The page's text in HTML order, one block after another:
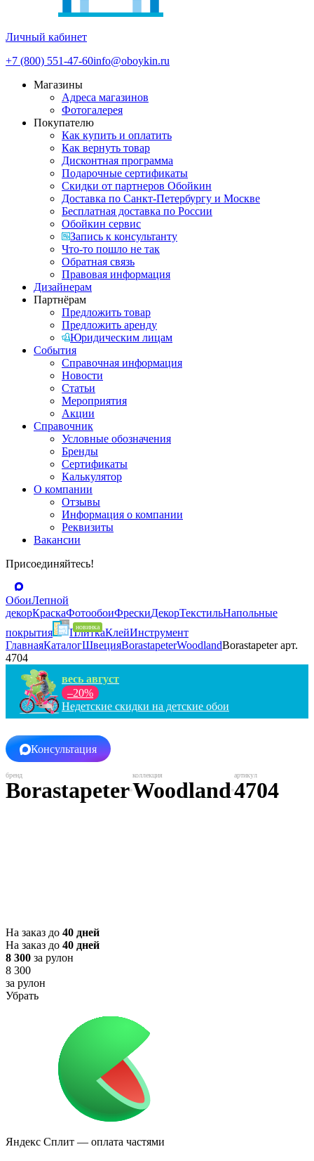
Личный кабинет
+7 (800) 551-47-60info@oboykin.ru
Магазины
Адреса магазинов
Фотогалерея
Покупателю
Как купить и оплатить
Как вернуть товар
Дисконтная программа
Подарочные сертификаты
Скидки от партнеров Обойкин
Доставка по Санкт-Петербургу и Москве
Бесплатная доставка по России
Обойкин сервис
Запись к консультанту
Что-то пошло не так
Обратная связь
Правовая информация
Дизайнерам
Партнёрам
Предложить товар
Предложить аренду
Юридическим лицам
События
Справочная информация
Новости
Статьи
Мероприятия
Акции
Справочник
Условные обозначения
Бренды
Сертификаты
Калькулятор
О компании
Отзывы
Информация о компании
Реквизиты
Вакансии
Присоединяйтесь!
ОбоиЛепной
декорКраскаФотообоиФрескиДекорТекстильНапольные
покрытия
ПлиткаКлейИнструмент
ГлавнаяКаталогШвецияBorastapeterWoodlandBorastapeter арт.
4704
весь август
–20%
Недетские скидки на детские обои
Консультация
BorastapeterWoodland4704
На заказ до 40 дней
На заказ до 40 дней
8 300 за рулон
8 300
за рулон
Убрать
Яндекс Сплит — оплата частями